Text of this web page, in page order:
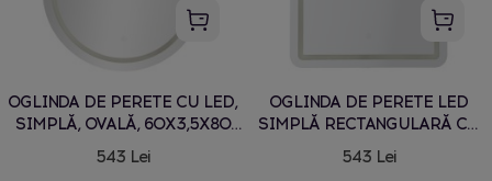
OGLINDA DE PERETE CU LED,
SIMPLĂ, OVALĂ, 60X3,5X80
CM (LUMINĂ 3 CULORI)
543 Lei
OGLINDA DE PERETE LED
SIMPLĂ RECTANGULARĂ CM
60X3,5X80 (LUMINĂ 3
CULORI)
543 Lei